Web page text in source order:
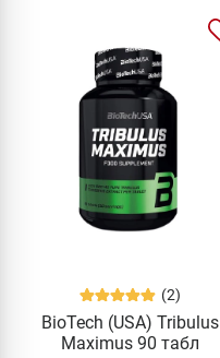
(2)
BioTech (USA) Tribulus
Maximus 90 табл